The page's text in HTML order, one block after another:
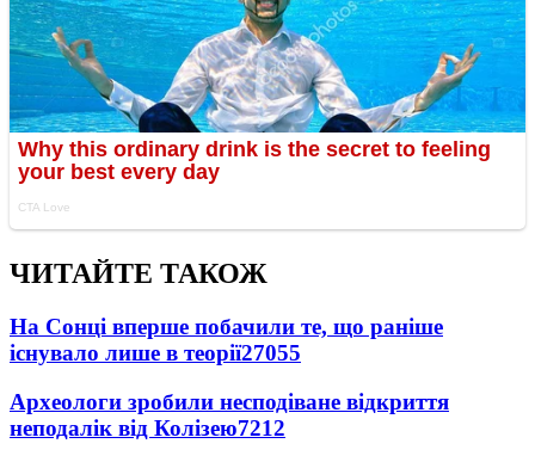
ЧИТАЙТЕ ТАКОЖ
На Сонці вперше побачили те, що раніше
існувало лише в теорії27055
Археологи зробили несподіване відкриття
неподалік від Колізею7212